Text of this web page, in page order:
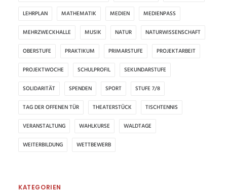
LEHRPLAN MATHEMATIK MEDIEN MEDIENPASS
MEHRZWECKHALLE MUSIK NATUR NATURWISSENSCHAFT
OBERSTUFE PRAKTIKUM PRIMARSTUFE PROJEKTARBEIT
PROJEKTWOCHE SCHULPROFIL SEKUNDARSTUFE
SOLIDARITÄT SPENDEN SPORT STUFE 7/8
TAG DER OFFENEN TÜR THEATERSTÜCK TISCHTENNIS
VERANSTALTUNG WAHLKURSE WALDTAGE
WEITERBILDUNG WETTBEWERB
KATEGORIEN